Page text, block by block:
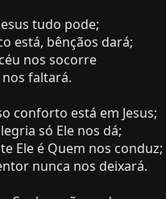
tudo pode;
está, bênçãos dará;
nos socorre
nos faltará.
conforto está em Jesus;
só Ele nos dá;
Ele é Quem nos conduz;
nunca nos deixará.